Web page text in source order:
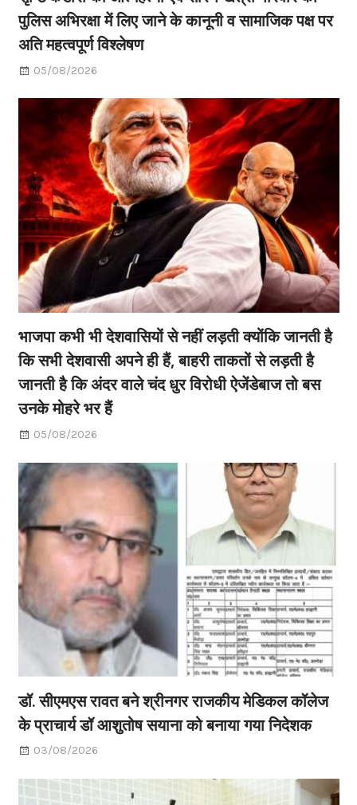
पुलिस अभिरक्षा में लिए जाने के कानूनी व सामाजिक पक्ष पर
अति महत्वपूर्ण विश्लेषण
05/08/2026
भाजपा कभी भी देशवासियों से नहीं लड़ती क्योंकि जानती है
कि सभी देशवासी अपने ही हैं, बाहरी ताकतों से लड़ती है
जानती है कि अंदर वाले चंद धुर विरोधी ऐजेंडेबाज तो बस
उनके मोहरे भर हैं
05/08/2026
डॉ. सीएमएस रावत बने श्रीनगर राजकीय मेडिकल कॉलेज
के प्राचार्य डॉ आशुतोष सयाना को बनाया गया निदेशक
03/08/2026